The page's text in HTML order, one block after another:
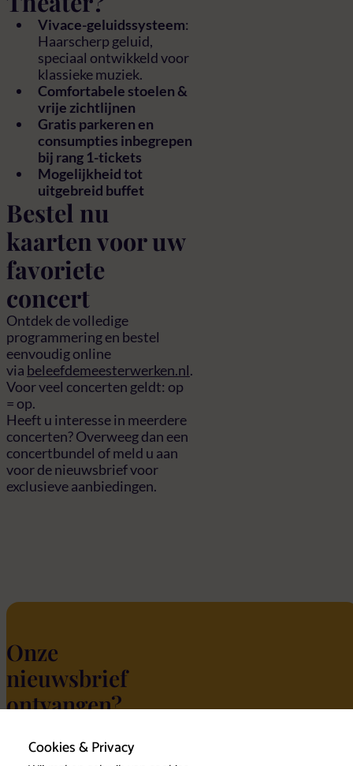
Cookies & Privacy
Vivace-geluidssysteem:
Haarscherp geluid,
speciaal ontwikkeld voor
klassieke muziek.
Comfortabele stoelen &
vrije zichtlijnen
Gratis parkeren en
consumpties inbegrepen
bij rang 1-tickets
Mogelijkheid tot
uitgebreid buffet
Bestel nu
kaarten voor uw
favoriete
concert
Ontdek de volledige
programmering en bestel
eenvoudig online
via beleefdemeesterwerken.nl.
Voor veel concerten geldt: op
= op.
Heeft u interesse in meerdere
concerten? Overweeg dan een
concertbundel of meld u aan
voor de nieuwsbrief voor
exclusieve aanbiedingen.
Onze
nieuwsbrief
ontvangen?